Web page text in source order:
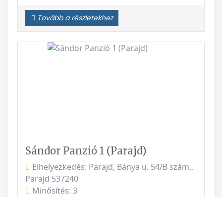
Tovább a részletekhez
Sándor Panzió 1 (Parajd)
Elhelyezkedés: Parajd, Bánya u. 54/B szám.,
Parajd 537240
Minősítés: 3